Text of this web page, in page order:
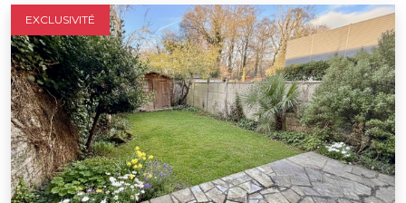
EXCLUSIVITÉ